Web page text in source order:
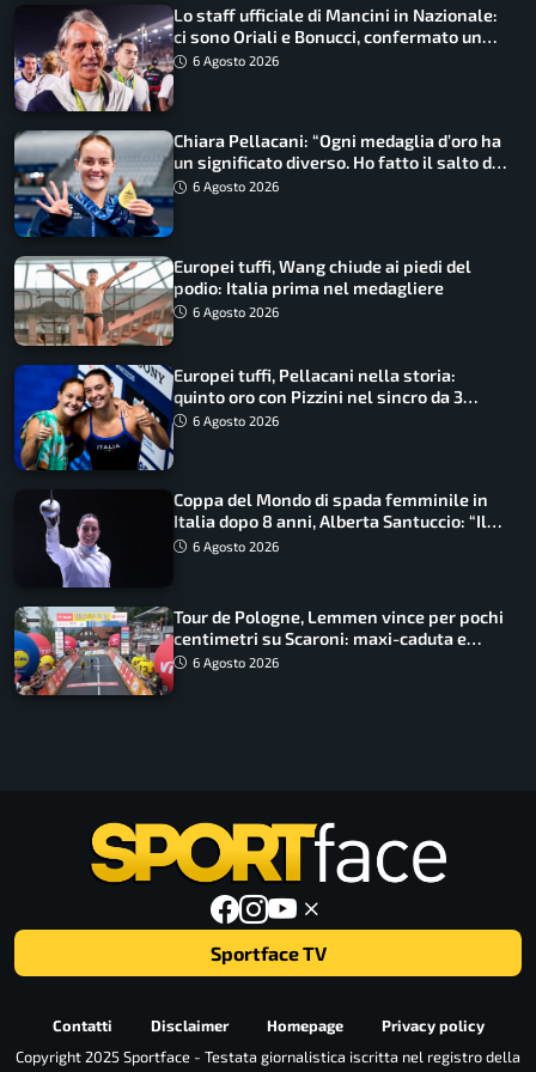
Lo staff ufficiale di Mancini in Nazionale:
ci sono Oriali e Bonucci, confermato un
ritorno
6 Agosto 2026
Chiara Pellacani: “Ogni medaglia d’oro ha
un significato diverso. Ho fatto il salto di
qualità”
6 Agosto 2026
Europei tuffi, Wang chiude ai piedi del
podio: Italia prima nel medagliere
6 Agosto 2026
Europei tuffi, Pellacani nella storia:
quinto oro con Pizzini nel sincro da 3
metri
6 Agosto 2026
Coppa del Mondo di spada femminile in
Italia dopo 8 anni, Alberta Santuccio: “Il
lavoro dà sempre i suoi frutti”
6 Agosto 2026
Tour de Pologne, Lemmen vince per pochi
centimetri su Scaroni: maxi-caduta e
tappa accorciata
6 Agosto 2026
Sportface TV
Contatti Disclaimer Homepage
Privacy policy
Copyright 2025 Sportface - Testata giornalistica iscritta nel registro della